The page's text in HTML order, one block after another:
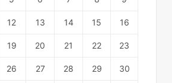
12 13 14 15 16
19 20 21 22 23
26 27 28 29 30